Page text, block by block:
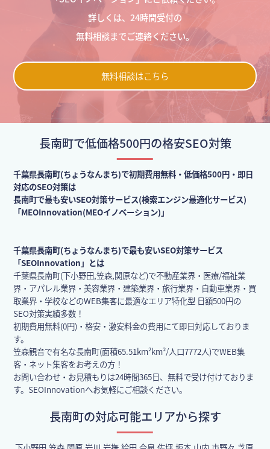
詳しくは、24時間受付の
無料相談までご連絡ください。
無料相談はこちら
長南町で低価格500円の格安SEO対策
千葉県長南町(ちょうなんまち)で初期費用無料・低価格500円・即日
対応のSEO対策は
長南町で最も安いSEO対策サービス(検索エンジン最適化サービス)
「MEOInnovation(MEOイノベーション)」
千葉県長南町(ちょうなんまち)で最も安いSEO対策サービス
「SEOInnovation」とは
千葉県長南町(下小野田,笠森,関原など)で不動産業界・医療/福祉業
界・アパレル業界・美容業界・建築業界・旅行業界・自動車業界・買
取業界・学校などのWEB集客に最適なエリア特化型 日額500円の
SEO対策実績多数！
初期費用無料(0円)・格安・激安料金の費用にて即日対応しておりま
す。
笠森観音で有名な長南町(面積65.51km²km²/人口7772人)でWEB集
客・ネット集客をお考えの方！
お問い合わせ・お見積もりは24時間365日、無料で受け付けておりま
す。SEOInnovationへお気軽にご相談ください。
長南町の対応可能エリアから探す